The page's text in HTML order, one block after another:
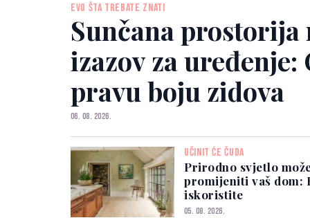
EVO ŠTA TREBATE ZNATI
Sunčana prostorija
izazov za uređenje:
pravu boju zidova
06. 08. 2026.
UČINIT ĆE ČUDA
Prirodno svjetlo
promijeniti vaš dom:
iskoristite
05. 08. 2026.